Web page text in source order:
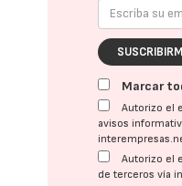
Marcar
Autorizo el
avisos
Autorizo el
de terceros vía